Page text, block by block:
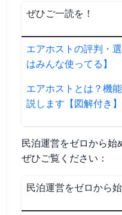
ぜひご一読を！
エアホストの評判・
はみんな使ってる】
エアホストとは？機
説します【図解付き】
民泊運営をゼロから始
ぜひご覧ください：
民泊運営をゼロから